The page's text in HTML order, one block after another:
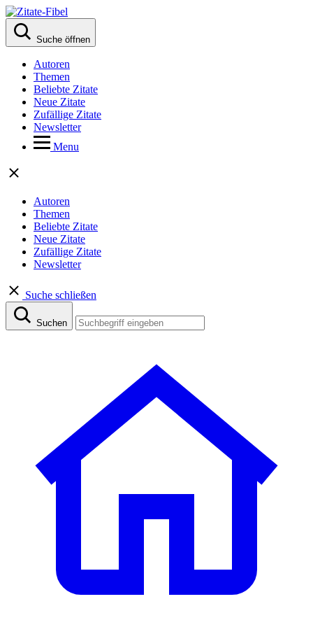
Suche öffnen
Autoren
Themen
Beliebte Zitate
Neue Zitate
Zufällige Zitate
Newsletter
Menu
Autoren
Themen
Beliebte Zitate
Neue Zitate
Zufällige Zitate
Newsletter
Suche schließen
Suchen